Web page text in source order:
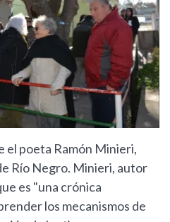
el poeta Ramón Minieri,
Río Negro. Minieri, autor
es "una crónica
los mecanismos de